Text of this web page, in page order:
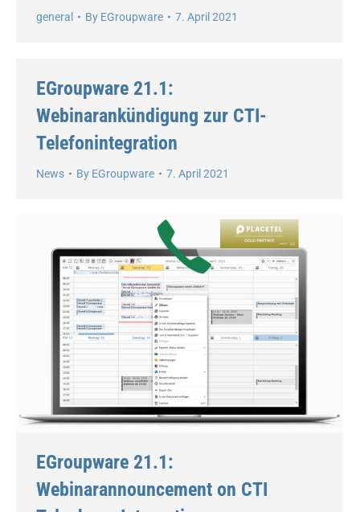
general By EGroupware 7. April 2021
EGroupware 21.1:
Webinarankündigung zur CTI-
Telefonintegration
News By EGroupware 7. April 2021
EGroupware 21.1:
Webinarannouncement on CTI